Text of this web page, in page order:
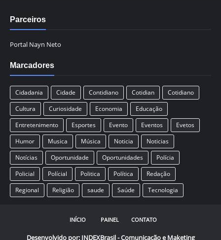
Parceiros
Portal Nayn Neto
Marcadores
Cidadania Cidade Contidiano Cotidian
Cotidiano
Cultura
Curiosidade Economia
Educação
Entretenimento
Esportes Evento Eventos
Evetos
Humor
Musica Música Noticia
Noticias
Notícias
Oportunidade Oportunidades
Polícia
Policial
Polícial Politica Política
Redação
Regional
Religião saude Saúde Tecnologia
INÍCIO PAINEL CONTATO
Desenvolvido por: INDEXBrasil - Comunicação e Maketing